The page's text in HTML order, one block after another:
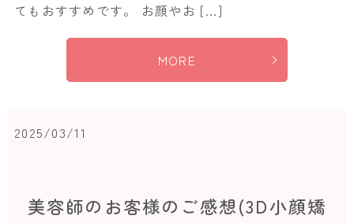
てもおすすめです。 お顔やお […]
MORE
2025/03/11
美容師のお客様のご感想(3D小顔矯